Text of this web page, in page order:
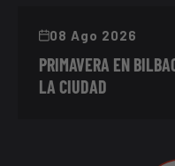
08 Ago 2026
PRIMAVERA EN
LA CIUDAD